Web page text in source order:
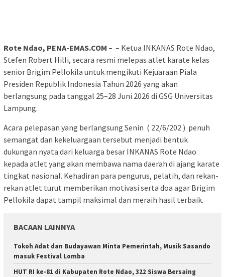
Rote Ndao, PENA-EMAS.COM – – Ketua INKANAS Rote Ndao,
Stefen Robert Hilli, secara resmi melepas atlet karate kelas
senior Brigim Pellokila untuk mengikuti Kejuaraan Piala
Presiden Republik Indonesia Tahun 2026 yang akan
berlangsung pada tanggal 25–28 Juni 2026 di GSG Universitas
Lampung.
Acara pelepasan yang berlangsung Senin ( 22/6/202 ) penuh
semangat dan kekeluargaan tersebut menjadi bentuk
dukungan nyata dari keluarga besar INKANAS Rote Ndao
kepada atlet yang akan membawa nama daerah di ajang karate
tingkat nasional. Kehadiran para pengurus, pelatih, dan rekan-
rekan atlet turut memberikan motivasi serta doa agar Brigim
Pellokila dapat tampil maksimal dan meraih hasil terbaik.
BACAAN LAINNYA
Tokoh Adat dan Budayawan Minta Pemerintah, Musik Sasando
masuk Festival Lomba
HUT RI ke-81 di Kabupaten Rote Ndao, 322 Siswa Bersaing